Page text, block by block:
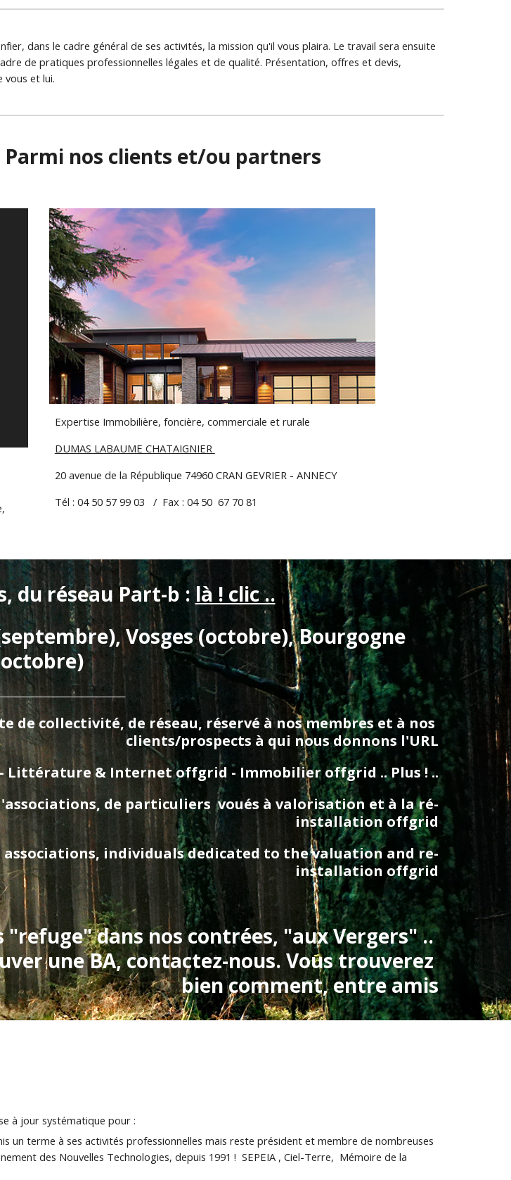
dans le cadre général de ses activités, la mission qu'il vous plaira. Le travail sera ensuite
de pratiques professionnelles légales et de qualité. Présentation, offres et devis,
vous et lui.
nos clients et/ou partners
Expertise Immobilière, foncière, commerciale et rurale
DUMAS LABAUME CHATAIGNIER
20 avenue de la République 74960 CRAN GEVRIER - ANNECY
Tél : 04 50 57 99 03   /  Fax : 04 50  67 70 81
du réseau Part-b : là ! clic ..
Vosges (octobre), Bourgogne
de collectivité, de réseau, réservé à nos membres et à nos
clients/prospects à qui nous donnons l'URL
Littérature & Internet offgrid - Immobilier offgrid .. Plus ! ..
de particuliers  voués à valorisation et à la ré-
installation offgrid
associations, individuals dedicated to the valuation and re-
installation offgrid
dans nos contrées, "aux Vergers" ..
une BA, contactez-nous. Vous trouverez
bien comment, entre amis
à jour systématique pour :
terme à ses activités professionnelles mais reste président et membre de nombreuses
des Nouvelles Technologies, depuis 1991 !  SEPEIA , Ciel-Terre,  Mémoire de la